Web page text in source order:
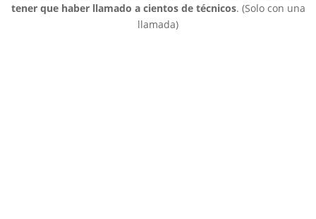
tener que haber llamado a cientos de técnicos. (Solo con una
llamada)